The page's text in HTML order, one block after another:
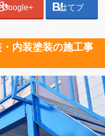
Google+ はてブ
内装塗装の施工事